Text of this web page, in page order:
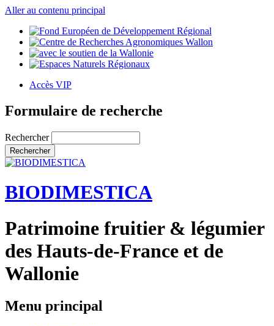
Aller au contenu principal
Accès VIP
Formulaire de recherche
Rechercher
BIODIMESTICA
Patrimoine fruitier & légumier
des Hauts-de-France et de
Wallonie
Menu principal